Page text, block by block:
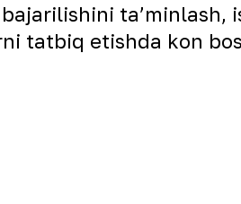
tatbiq etishda kon